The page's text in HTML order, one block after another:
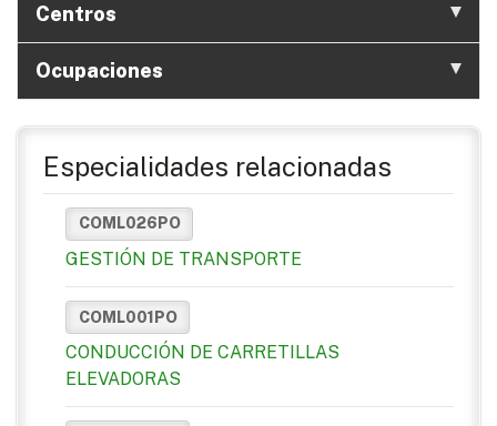
Centros
Ocupaciones
Especialidades relacionadas
COML026PO
GESTIÓN DE TRANSPORTE
COML001PO
CONDUCCIÓN DE CARRETILLAS
ELEVADORAS